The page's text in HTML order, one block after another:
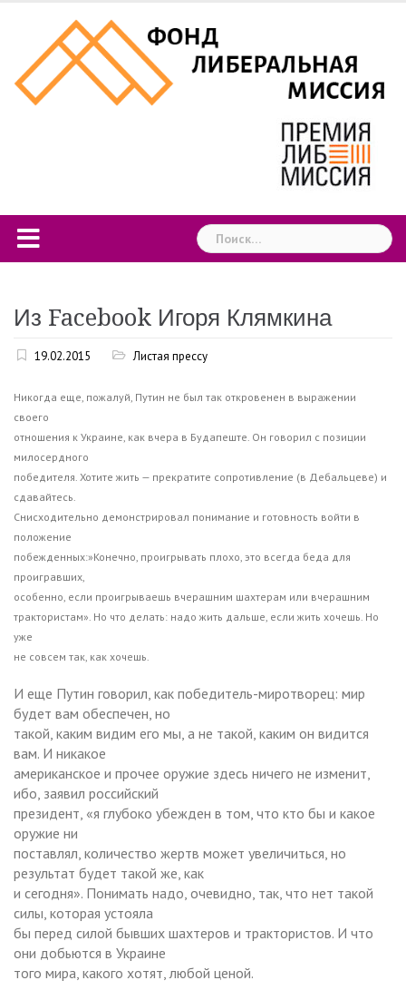
content
Найти:
Из Facebook Игоря Клямкина
19.02.2015 Листая прессу
Никогда еще, пожалуй, Путин не был так откровенен в выражении
своего
отношения к Украине, как вчера в Будапеште. Он говорил с позиции
милосердного
победителя. Хотите жить — прекратите сопротивление (в Дебальцеве) и
сдавайтесь.
Снисходительно демонстрировал понимание и готовность войти в
положение
побежденных:»Конечно, проигрывать плохо, это всегда беда для
проигравших,
особенно, если проигрываешь вчерашним шахтерам или вчерашним
трактористам». Но что делать: надо жить дальше, если жить хочешь. Но
уже
не совсем так, как хочешь.
И еще Путин говорил, как победитель-миротворец: мир
будет вам обеспечен, но
такой, каким видим его мы, а не такой, каким он видится
вам. И никакое
американское и прочее оружие здесь ничего не изменит,
ибо, заявил российский
президент, «я глубоко убежден в том, что кто бы и какое
оружие ни
поставлял, количество жертв может увеличиться, но
результат будет такой же, как
и сегодня». Понимать надо, очевидно, так, что нет такой
силы, которая устояла
бы перед силой бывших шахтеров и трактористов. И что
они добьются в Украине
того мира, какого хотят, любой ценой.